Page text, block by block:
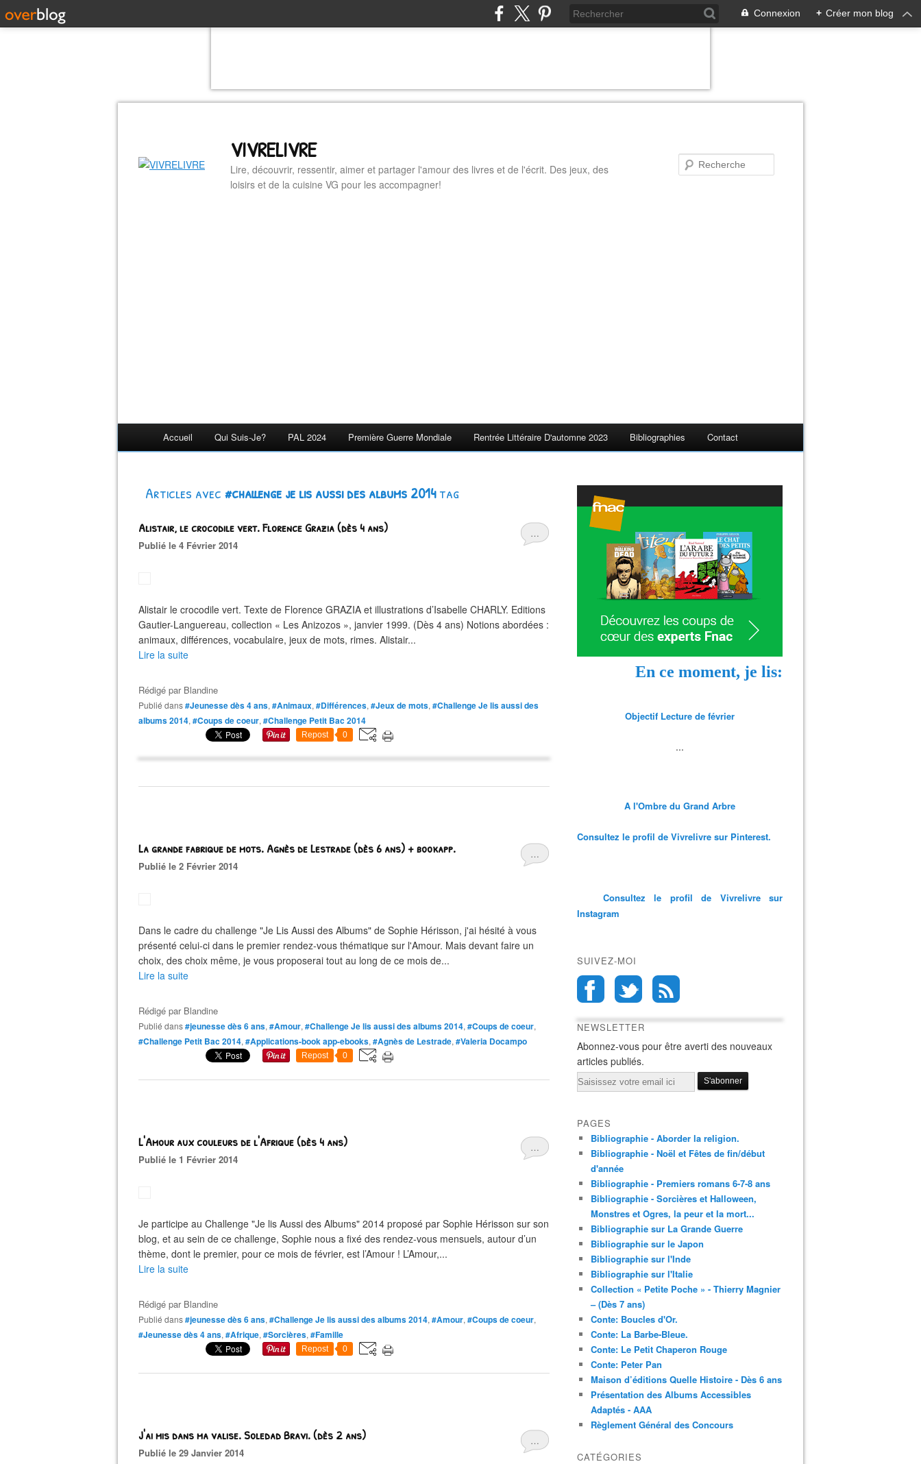
Connexion + Créer mon blog
VIVRELIVRE
Lire, découvrir, ressentir, aimer et partager l'amour des livres et de l'écrit. Des jeux, des
loisirs et de la cuisine VG pour les accompagner!
Accueil Qui Suis-Je? PAL 2024 Première Guerre Mondiale Rentrée Littéraire D'automne 2023 Bibliographies Contact
Articles avec #challenge je lis aussi des albums 2014tag
…
Alistair, le crocodile vert. Florence Grazia (dès 4 ans)
Publié le 4 Février 2014
Alistair le crocodile vert. Texte de Florence GRAZIA et illustrations d’Isabelle CHARLY. Editions
Gautier-Languereau, collection « Les Anizozos », janvier 1999. (Dès 4 ans) Notions abordées :
animaux, différences, vocabulaire, jeux de mots, rimes. Alistair...
Lire la suite
Rédigé par Blandine
Publié dans#Jeunesse dès 4 ans, #Animaux, #Différences, #Jeux de mots, #Challenge Je lis aussi des
albums 2014, #Coups de coeur, #Challenge Petit Bac 2014
Repost 0
…
La grande fabrique de mots. Agnès de Lestrade (dès 6 ans) + bookapp.
Publié le 2 Février 2014
Dans le cadre du challenge "Je Lis Aussi des Albums" de Sophie Hérisson, j'ai hésité à vous
présenté celui-ci dans le premier rendez-vous thématique sur l'Amour. Mais devant faire un
choix, des choix même, je vous proposerai tout au long de ce mois de...
Lire la suite
Rédigé par Blandine
Publié dans#jeunesse dès 6 ans, #Amour, #Challenge Je lis aussi des albums 2014, #Coups de coeur,
#Challenge Petit Bac 2014, #Applications-book app-ebooks, #Agnès de Lestrade, #Valeria Docampo
Repost 0
…
L'Amour aux couleurs de l'Afrique (dès 4 ans)
Publié le 1 Février 2014
Je participe au Challenge "Je lis Aussi des Albums" 2014 proposé par Sophie Hérisson sur son
blog, et au sein de ce challenge, Sophie nous a fixé des rendez-vous mensuels, autour d’un
thème, dont le premier, pour ce mois de février, est l’Amour ! L’Amour,...
Lire la suite
Rédigé par Blandine
Publié dans#jeunesse dès 6 ans, #Challenge Je lis aussi des albums 2014, #Amour, #Coups de coeur,
#Jeunesse dès 4 ans, #Afrique, #Sorcières, #Famille
Repost 0
…
J'ai mis dans ma valise. Soledad Bravi. (dès 2 ans)
Publié le 29 Janvier 2014
En ce moment, je lis:
Objectif Lecture de février
...
A l'Ombre du Grand Arbre
Consultez le profil de Vivrelivre sur Pinterest.
Consultez le profil de Vivrelivre sur
Instagram
SUIVEZ-MOI
NEWSLETTER
Abonnez-vous pour être averti des nouveaux
articles publiés.
Email
PAGES
Bibliographie - Aborder la religion.
Bibliographie - Noël et Fêtes de fin/début
d'année
Bibliographie - Premiers romans 6-7-8 ans
Bibliographie - Sorcières et Halloween,
Monstres et Ogres, la peur et la mort...
Bibliographie sur La Grande Guerre
Bibliographie sur le Japon
Bibliographie sur l'Inde
Bibliographie sur l'Italie
Collection « Petite Poche » - Thierry Magnier
– (Dès 7 ans)
Conte: Boucles d'Or.
Conte: La Barbe-Bleue.
Conte: Le Petit Chaperon Rouge
Conte: Peter Pan
Maison d’éditions Quelle Histoire - Dès 6 ans
Présentation des Albums Accessibles
Adaptés - AAA
Règlement Général des Concours
CATÉGORIES